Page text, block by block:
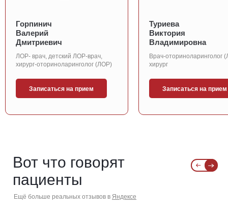
Горпинич
Валерий
Дмитриевич
ЛОР- врач, детский ЛОР-врач,
хирург-оториноларинголог (ЛОР)
Записаться на прием
Туриева
Виктория
Владимировна
Врач-оториноларинголог
хирург
Записаться на прием
Вот что говорят
пациенты
Ещё больше реальных отзывов в Яндексе